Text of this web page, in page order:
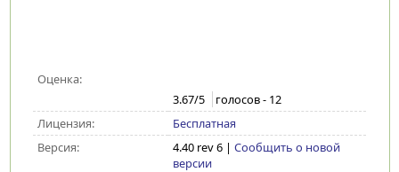
Оценка:
3.67/5 голосов - 12
Лицензия:
Бесплатная
Версия:
4.40 rev 6| Сообщить о новой
версии